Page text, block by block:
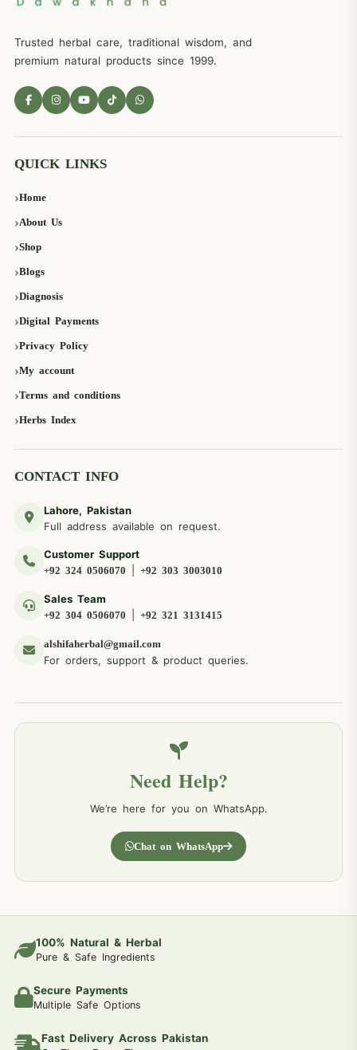
Trusted herbal care, traditional wisdom, and
premium natural products since 1999.
QUICK LINKS
Home
About Us
Shop
Blogs
Diagnosis
Digital Payments
Privacy Policy
My account
Terms and conditions
Herbs Index
CONTACT INFO
Lahore, Pakistan
Full address available on request.
Customer Support
+92 324 0506070 +92 303 3003010
Sales Team
+92 304 0506070 +92 321 3131415
alshifaherbal@gmail.com
For orders, support & product queries.
Need Help?
We’re here for you on WhatsApp.
Chat on WhatsApp
100% Natural & Herbal
Pure & Safe Ingredients
Secure Payments
Multiple Safe Options
Fast Delivery Across Pakistan